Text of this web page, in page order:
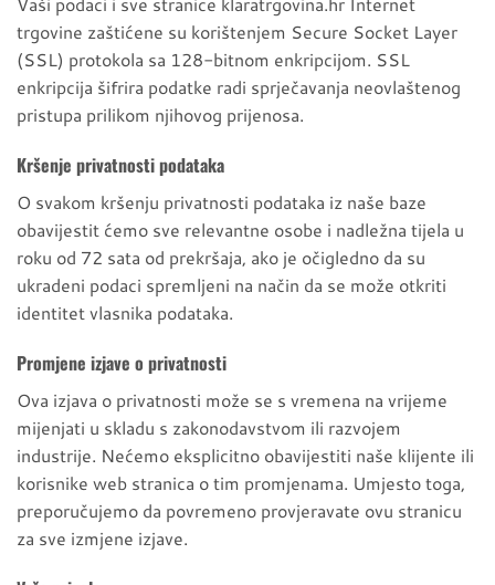
trgovine zaštićene su korištenjem Secure Socket Layer
(SSL) protokola sa 128-bitnom enkripcijom. SSL
enkripcija šifrira podatke radi sprječavanja neovlaštenog
pristupa prilikom njihovog prijenosa.
Kršenje privatnosti podataka
O svakom kršenju privatnosti podataka iz naše baze
obavijestit ćemo sve relevantne osobe i nadležna tijela u
roku od 72 sata od prekršaja, ako je očigledno da su
ukradeni podaci spremljeni na način da se može otkriti
identitet vlasnika podataka.
Promjene izjave o privatnosti
Ova izjava o privatnosti može se s vremena na vrijeme
mijenjati u skladu s zakonodavstvom ili razvojem
industrije. Nećemo eksplicitno obavijestiti naše klijente ili
korisnike web stranica o tim promjenama. Umjesto toga,
preporučujemo da povremeno provjeravate ovu stranicu
za sve izmjene izjave.